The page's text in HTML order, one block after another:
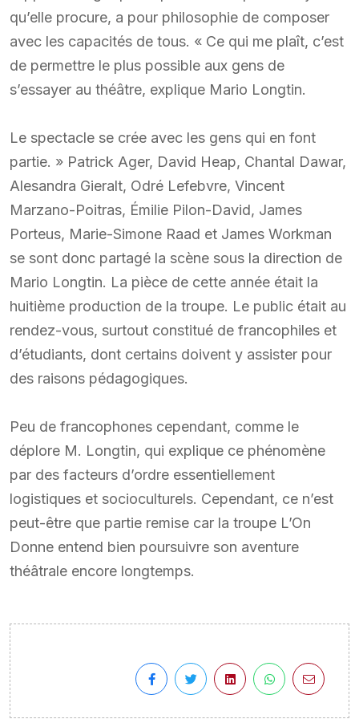
qu’elle procure, a pour philosophie de composer
avec les capacités de tous. « Ce qui me plaît, c’est
de permettre le plus possible aux gens de
s’essayer au théâtre, explique Mario Longtin.
Le spectacle se crée avec les gens qui en font
partie. » Patrick Ager, David Heap, Chantal Dawar,
Alesandra Gieralt, Odré Lefebvre, Vincent
Marzano-Poitras, Émilie Pilon-David, James
Porteus, Marie-Simone Raad et James Workman
se sont donc partagé la scène sous la direction de
Mario Longtin. La pièce de cette année était la
huitième production de la troupe. Le public était au
rendez-vous, surtout constitué de francophiles et
d’étudiants, dont certains doivent y assister pour
des raisons pédagogiques.
Peu de francophones cependant, comme le
déplore M. Longtin, qui explique ce phénomène
par des facteurs d’ordre essentiellement
logistiques et socioculturels. Cependant, ce n’est
peut-être que partie remise car la troupe L’On
Donne entend bien poursuivre son aventure
théâtrale encore longtemps.